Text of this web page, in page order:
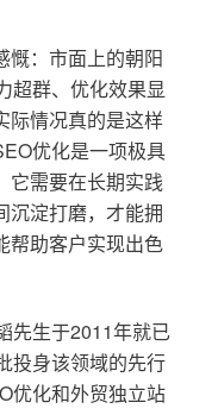
慨：市面上的朝阳
超群、优化效果显
际情况真的是这样
优化是一项极具
它需要在长期实践
沉淀打磨，才能拥
帮助客户实现出色
先生于2011年就已
投身该领域的先行
优化和外贸独立站